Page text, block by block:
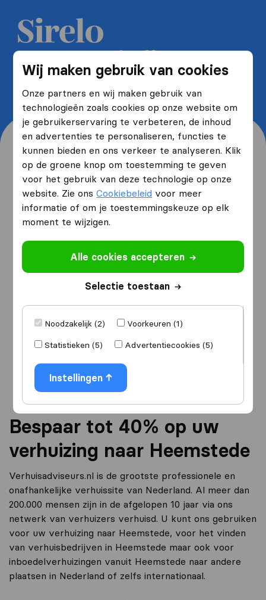
Wij maken gebruik van cookies
Onze partners en wij maken gebruik van
technologieën zoals cookies op onze website om
je gebruikerservaring te verbeteren, de inhoud
en advertenties te personaliseren, functies te
kunnen bieden en ons verkeer te analyseren. Klik
op de groene knop om toestemming te geven
voor het gebruik van deze technologie op onze
website. Zie onsCookiebeleid voor meer
informatie of om je toestemmingskeuze op elk
moment te wijzigen.
Alle cookies accepteren
Selectie toestaan
Noodzakelijk (2)
Voorkeuren (1)
Statistieken (5)
Advertentiecookies (5)
Instellingen
Ontvang 5 gratis offertes van
verhuisbedrijven en bespaar tot
wel 40%
Waar woon je nu en waar
verhuis je naartoe?
Ik ga verhuizenvan
Ik ga verhuizennaar
Ga verder
Bespaar tot 40% op uw
verhuizing naar Heemstede
Verhuisadviseurs.nl is de grootste professionele en
onafhankelijke verhuissite van Nederland. Al meer dan
200.000 mensen zijn in de afgelopen 10 jaar via ons
netwerk van verhuizers verhuisd. U kunt ons gebruiken
voor uw verhuizing naar Heemstede, voor het vinden
van verhuisbedrijven in Heemstede maar ook voor
inboedelverhuizingen vanuit Heemstede naar andere
plaatsen in Nederland of zelfs internationaal.